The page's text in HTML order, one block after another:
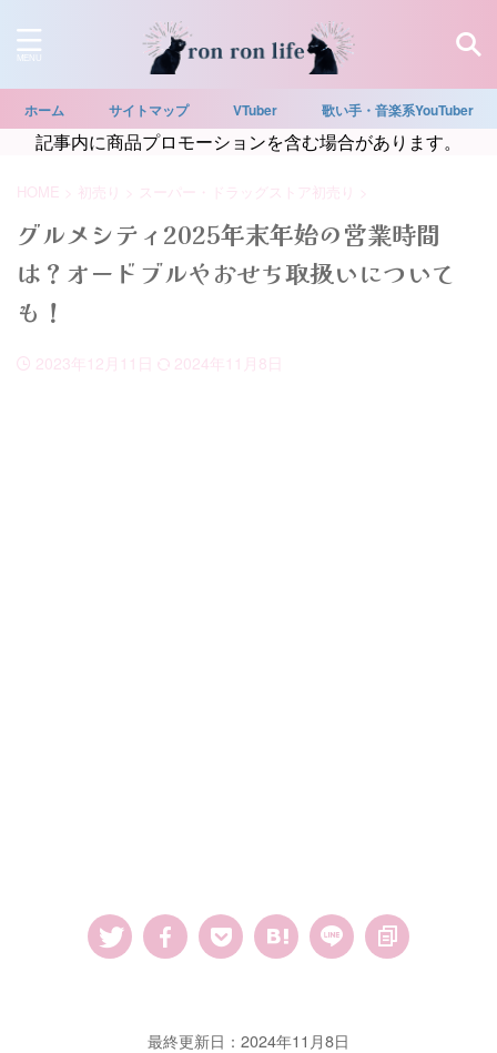
ホーム サイトマップ VTuber 歌い手・音楽系YouTuber
記事内に商品プロモーションを含む場合があります。
HOME > 初売り > スーパー・ドラッグストア初売り >
グルメシティ2025年末年始の営業時間
は？オードブルやおせち取扱いについて
も！
2023年12月11日 2024年11月8日
最終更新日：2024年11月8日